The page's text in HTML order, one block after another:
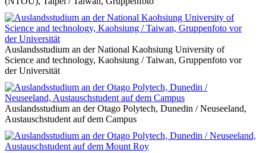
Auslandsstudium an der National Kaohsiung University of
Science and technology, Kaohsiung / Taiwan, Gruppenfoto vor
der Universität
Auslandsstudium an der Otago Polytech, Dunedin / Neuseeland,
Austauschstudent auf dem Campus